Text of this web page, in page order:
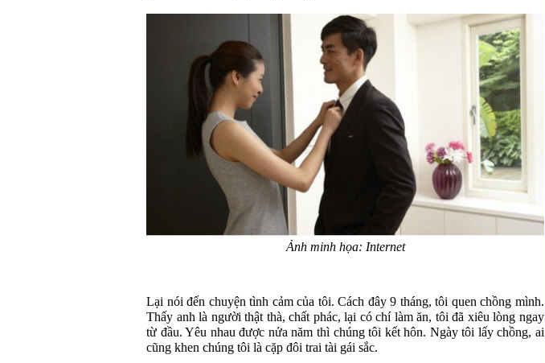
Ảnh minh họa: Internet
Lại nói đến chuyện tình cảm của tôi. Cách đây 9 tháng, tôi quen chồng mình.
Thấy anh là người thật thà, chất phác, lại có chí làm ăn, tôi đã xiêu lòng ngay
từ đầu. Yêu nhau được nửa năm thì chúng tôi kết hôn. Ngày tôi lấy chồng, ai
cũng khen chúng tôi là cặp đôi trai tài gái sắc.